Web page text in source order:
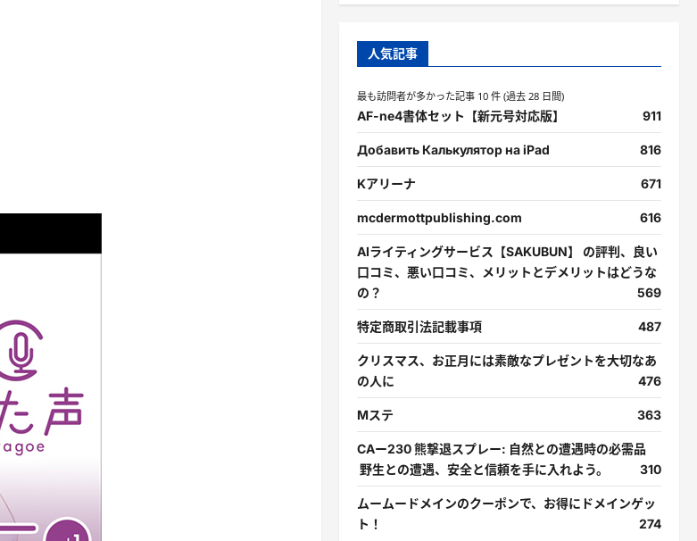
人気記事
最も訪問者が多かった記事 10 件 (過去 28 日間)
AF-ne4書体セット【新元号対応版】 911
Добавить Калькулятор на iPad 816
Kアリーナ 671
mcdermottpublishing.com 616
AIライティングサービス【SAKUBUN】 の評判、良い
口コミ、悪い口コミ、メリットとデメリットはどうな
の？
569
特定商取引法記載事項 487
クリスマス、お正月には素敵なプレゼントを大切なあ
の人に
476
Mステ 363
CAー230 熊撃退スプレー: 自然との遭遇時の必需品
野生との遭遇、安全と信頼を手に入れよう。
310
ムームードメインのクーポンで、お得にドメインゲッ
ト！
274